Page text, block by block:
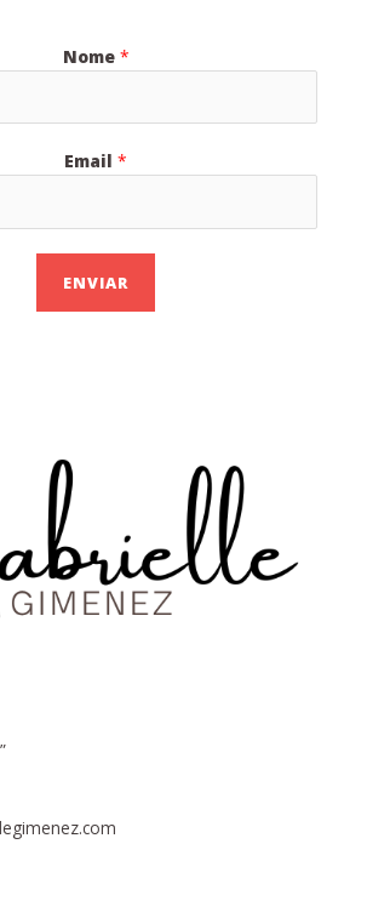
Nome *
Email *
ENVIAR